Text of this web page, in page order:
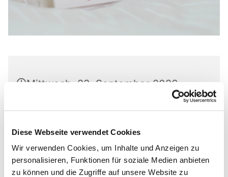
Diese Webseite verwendet Cookies
Wir verwenden Cookies, um Inhalte und Anzeigen zu
personalisieren, Funktionen für soziale Medien anbieten
zu können und die Zugriffe auf unsere Website zu
Mittwoch, 23. September 2026,
Matthäus-Kirche, Rotheweg 63,
Thomas Walter